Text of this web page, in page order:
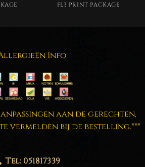
FL3 PRINT PACKAGE
Info
aan de gerechten,
vermelden bij de bestelling.***
Tel: 051817339